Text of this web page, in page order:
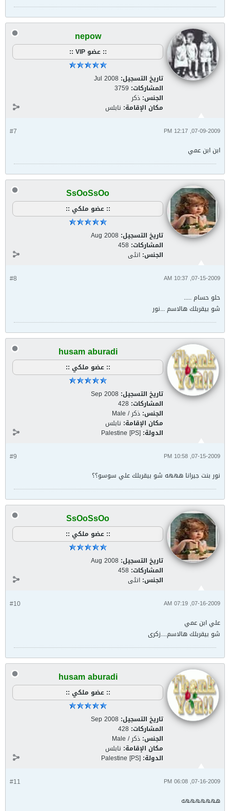
nepow
:: عضو VIP ::
تاريخ التسجيل: Jul 2008
المشاركات: 3759
الجنس: ذكر
مكان الإقامة: نابلس
#7 07-09-2009, 12:17 PM
ابن ابن عمي
SsOoSsOo
:: عضو ملكي ::
تاريخ التسجيل: Aug 2008
المشاركات: 458
الجنس: انثى
#8 07-15-2009, 10:37 AM
حلو حسام .....
شو بيقربلك هالاسم ...نور
husam aburadi
:: عضو ملكي ::
تاريخ التسجيل: Sep 2008
المشاركات: 428
الجنس: ذكر / Male
مكان الإقامة: نابلس
الدولة: Palestine [PS]
#9 07-15-2009, 10:58 PM
نور بنت جيرانا هههه شو بيقربلك علي سوسو؟؟
SsOoSsOo
:: عضو ملكي ::
تاريخ التسجيل: Aug 2008
المشاركات: 458
الجنس: انثى
#10 07-16-2009, 07:19 AM
علي ابن عمي
شو بيقربلك هالاسم....زكرى
husam aburadi
:: عضو ملكي ::
تاريخ التسجيل: Sep 2008
المشاركات: 428
الجنس: ذكر / Male
مكان الإقامة: نابلس
الدولة: Palestine [PS]
#11 07-16-2009, 06:08 PM
هههههههه